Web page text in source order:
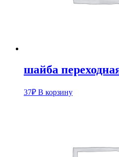
шайба
37₽ В корзину